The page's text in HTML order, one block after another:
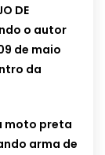
DE
o autor
de maio
da
moto preta
arma de